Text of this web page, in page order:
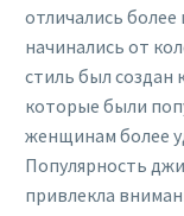
отличались
начинались от
стиль был создан
которые были
женщинам более
Популярность
привлекла